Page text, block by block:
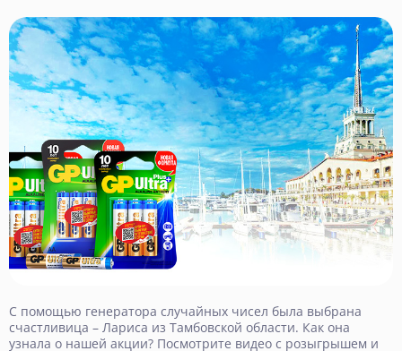
С помощью генератора случайных чисел была выбрана
счастливица – Лариса из Тамбовской области. Как она
узнала о нашей акции? Посмотрите видео с розыгрышем и